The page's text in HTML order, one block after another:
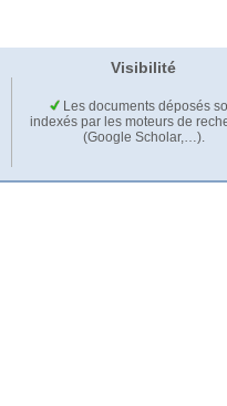
Visibilité
Les documents déposés
indexés par les moteurs de
(Google Scholar,…).